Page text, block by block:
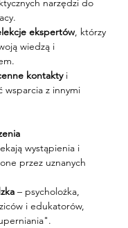
narzędzi do
ekspertów, którzy
wiedzą i
kontakty i
wsparcia z innymi
wystąpienia i
przez uznanych
– psycholożka,
i edukatorów,